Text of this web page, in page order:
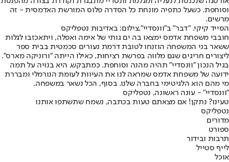
וסוחפת. כשעל כתפיה מונחת כל הסדרה פלוס המורשת האדמסית - זה
מרשים.
הסייד קיקי. "דבר" ב"וונסדיי",צילום: באדיבות נטפליקס
חובבי משפחת אדמס ימצאו בה ים גותי של אימה ואפלה, ויתאכזבו לגלות
ששאר בני המשפחה הוזנחו לטובת דרמת נעורים סכמטית בבית ספר
ליצורים חריגים שגם מלווה בפרשת רציחות, כאילו הייתה "ורוניקה מארס".
בגיל הנכון "וונסדיי" תהיה מהנה וסוחפת. כמתבקש, היא בנויה על תמה
ידועה של משפחת אדמס שמראה לנו את העיוות לעומת הנורמלי ומבררת
מי מהם הוא הלגיטימי בחברה שלנו. בסוף, הכל נשאר במשפחה.
"וונסדיי" - עונה ראשונה, נטפליקס
טעינו? נתקן! אם מצאתם טעות בכתבה, נשמח שתשתפו אותנו
נטפליקס
מדורים
ספורט
תרבות ובידור
לייף סטייל
אוכל